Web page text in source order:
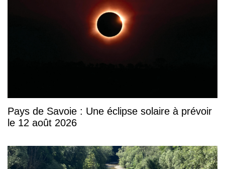
Pays de Savoie : Une éclipse solaire à prévoir
le 12 août 2026